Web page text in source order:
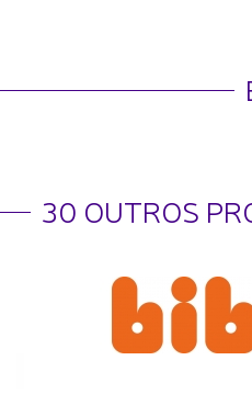
30 OUTROS